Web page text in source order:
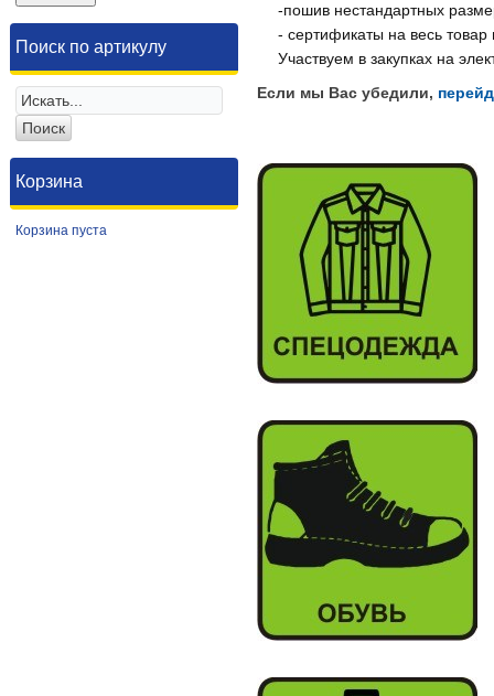
Поиск по артикулу
Корзина
Корзина пуста
-пошив нестандартных
- сертификаты на весь
Участвуем в закупках на
Если мы Вас убедили,